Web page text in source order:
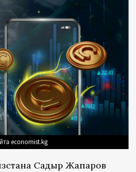
economist.kg
Садыр Жапаров